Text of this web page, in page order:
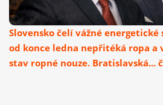
Slovensko čelí vážné energetické
od konce ledna nepřitéká ropa a
stav ropné nouze. Bratislavská...